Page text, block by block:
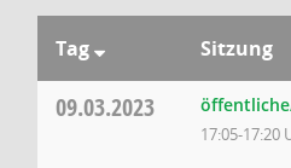
Tag Sitzung
09.03.2023
17:05-17:20